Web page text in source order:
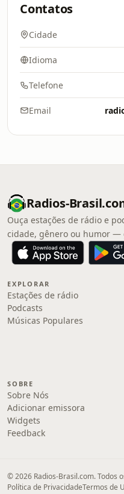
Contatos
Cidade
Idioma
Telefone
Email
Radios-
Ouça estações de rádio e
cidade, gênero ou humor
EXPLORAR
Estações de rádio
Podcasts
Músicas Populares
SOBRE
Sobre Nós
Adicionar emissora
Widgets
Feedback
© 2026 Radios-Brasil.com. Todos
Política de PrivacidadeTermos de